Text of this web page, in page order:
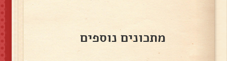
מתכונים נוספים